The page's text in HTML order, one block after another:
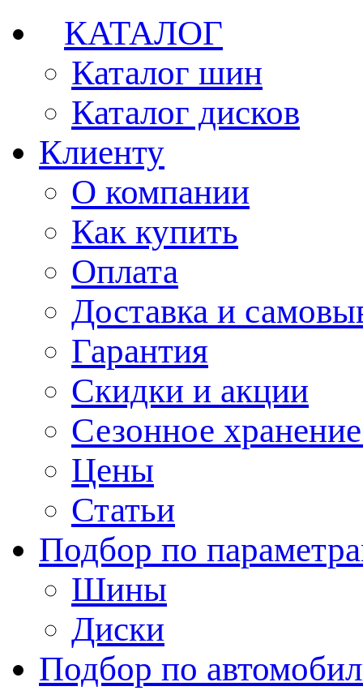
КАТАЛОГ
Каталог шин
Каталог дисков
Клиенту
О компании
Как купить
Оплата
Доставка и
Гарантия
Скидки и акции
Сезонное
Цены
Статьи
Подбор по
Шины
Диски
Подбор по